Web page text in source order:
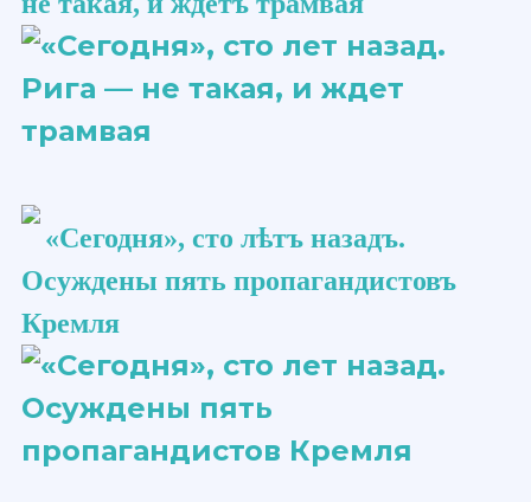
«Сегодня», сто ​лѣтъ​ назадъ.
Осуждены пять пропагандистовъ
Кремля